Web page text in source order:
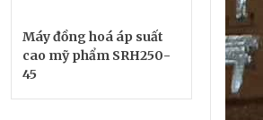
Máy đồng hoá áp suất
cao mỹ phẩm SRH250-
45